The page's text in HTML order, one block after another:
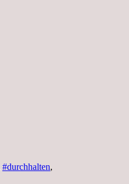
#durchhalten,